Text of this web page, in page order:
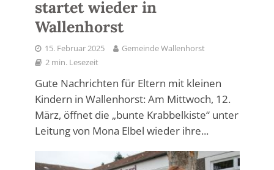
startet wieder in
Wallenhorst
15. Februar 2025
Gemeinde Wallenhorst
2 min. Lesezeit
Gute Nachrichten für Eltern mit kleinen
Kindern in Wallenhorst: Am Mittwoch, 12.
März, öffnet die „bunte Krabbelkiste“ unter
Leitung von Mona Elbel wieder ihre...